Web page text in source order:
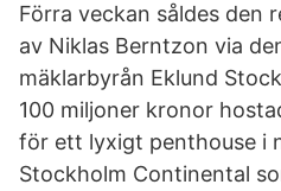
Förra veckan såldes den
av Niklas Berntzon via
mäklarbyrån Eklund
100 miljoner kronor
för ett lyxigt penthouse i
Stockholm Continental